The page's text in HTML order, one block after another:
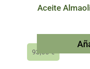
Aceite
93,00€